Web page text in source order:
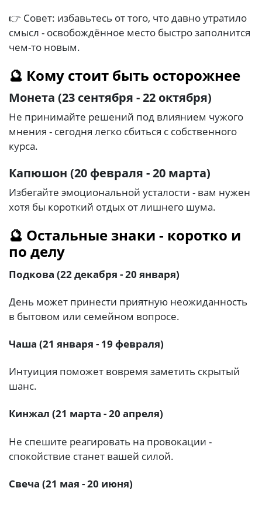
👉 Совет: избавьтесь от того, что давно утратило
смысл - освобождённое место быстро заполнится
чем-то новым.
🔮 Кому стоит быть осторожнее
Монета (23 сентября - 22 октября)
Не принимайте решений под влиянием чужого
мнения - сегодня легко сбиться с собственного
курса.
Капюшон (20 февраля - 20 марта)
Избегайте эмоциональной усталости - вам нужен
хотя бы короткий отдых от лишнего шума.
🔮 Остальные знаки - коротко и
по делу
Подкова (22 декабря - 20 января)
День может принести приятную неожиданность
в бытовом или семейном вопросе.
Чаша (21 января - 19 февраля)
Интуиция поможет вовремя заметить скрытый
шанс.
Кинжал (21 марта - 20 апреля)
Не спешите реагировать на провокации -
спокойствие станет вашей силой.
Свеча (21 мая - 20 июня)